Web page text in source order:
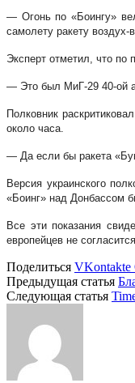
— Огонь по «Боингу»
самолету ракету воздух-
Эксперт отметил, что по
— Это был МиГ-29 40-ой
Полковник
около часа.
— Да если бы ракета
Версия украинского
«Боинг» над Донбассом
Все эти показания
европейцев не
Поделиться VKontakte
Предыдущая статья
Следующая статья